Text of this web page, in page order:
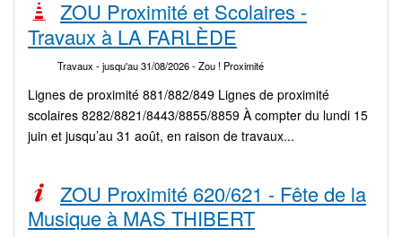
ZOU Proximité et Scolaires -
Travaux à LA FARLÈDE
Travaux - jusqu'au 31/08/2026- Zou ! Proximité
Lignes de proximité 881/882/849 Lignes de proximité
scolaires 8282/8821/8443/8855/8859 À compter du lundi 15
juin et jusqu’au 31 août, en raison de travaux...
ZOU Proximité 620/621 - Fête de la
Musique à MAS THIBERT